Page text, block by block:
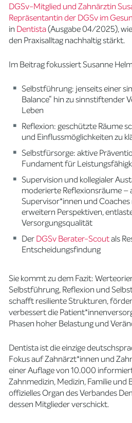
DGSv-Mitglied und Zahnärztin
Repräsentantin der DGSv im
in Dentista(Ausgabe 04/2025),
den Praxisalltag nachhaltig stärkt.
Im Beitrag fokussiert Susanne
Selbstführung: jenseits einer
Balance“ hin zu sinnstiftender
Leben
Reflexion: geschützte Räume
und Einflussmöglichkeiten zu
Selbstfürsorge: aktive
Fundament für
Supervision und kollegialer
moderierte Reflexionsräume –
Supervisor*innen und
erweitern Perspektiven,
Versorgungsqualität
DerDGSv Berater-Scoutals
Entscheidungsfindung
Sie kommt zu dem Fazit:
Selbstführung, Reflexion und
schafft resiliente Strukturen,
verbessert die
Phasen hoher Belastung und
Dentista ist die einzige
Fokus auf Zahnärzt*innen und
einer Auflage von 10.000
Zahnmedizin, Medizin, Familie und
offizielles Organ des Verbandes
dessen Mitglieder verschickt.